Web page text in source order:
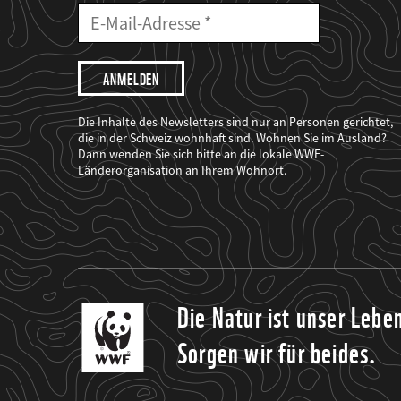
E-
Mailadresse
Mail
Adresse
Ich
möchte,
dass
der
WWF
mich
über
seine
Projekte
informiert.
Die Inhalte des Newsletters sind nur an Personen gerichtet,
die in der Schweiz wohnhaft sind. Wohnen Sie im Ausland?
Dann wenden Sie sich bitte an die lokale WWF-
Länderorganisation an Ihrem Wohnort.
Die Natur ist unser
Sorgen wir für beides.